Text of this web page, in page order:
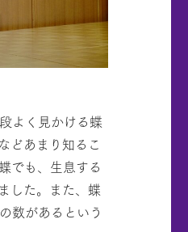
よく見かける蝶
どあまり知るこ
でも、生息する
した。また、蝶
数があるという